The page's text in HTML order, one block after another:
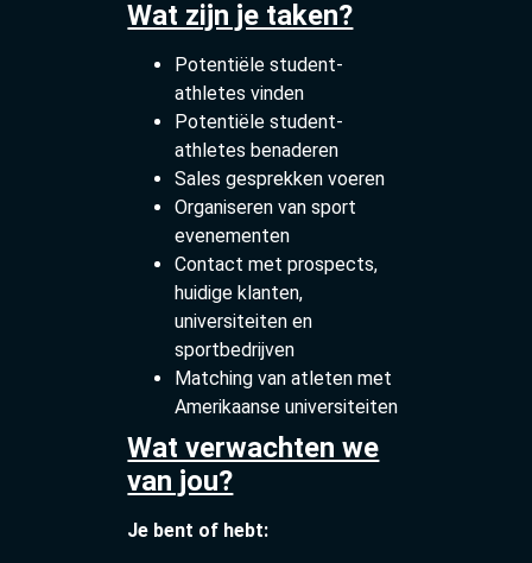
Wat zijn je taken?
Potentiële student-
athletes vinden
Potentiële student-
athletes benaderen
Sales gesprekken voeren
Organiseren van sport
evenementen
Contact met prospects,
huidige klanten,
universiteiten en
sportbedrijven
Matching van atleten met
Amerikaanse universiteiten
Wat verwachten we
van jou?
Je bent of hebt: